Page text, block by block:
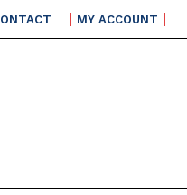
MY ACCOUNT